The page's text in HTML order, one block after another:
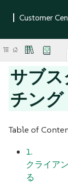
サブ
チング
Table of
1.
クライア
る